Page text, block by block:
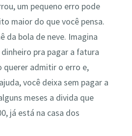
um pequeno erro pode
maior do que você pensa.
da bola de neve. Imagina
pra pagar a fatura
querer admitir o erro e,
você deixa sem pagar a
meses a divida que
já está na casa dos